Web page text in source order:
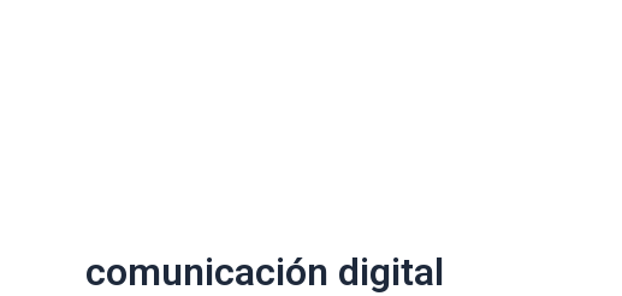
comunicación digital